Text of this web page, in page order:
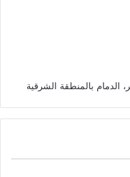
بالمنطقة الشرقية